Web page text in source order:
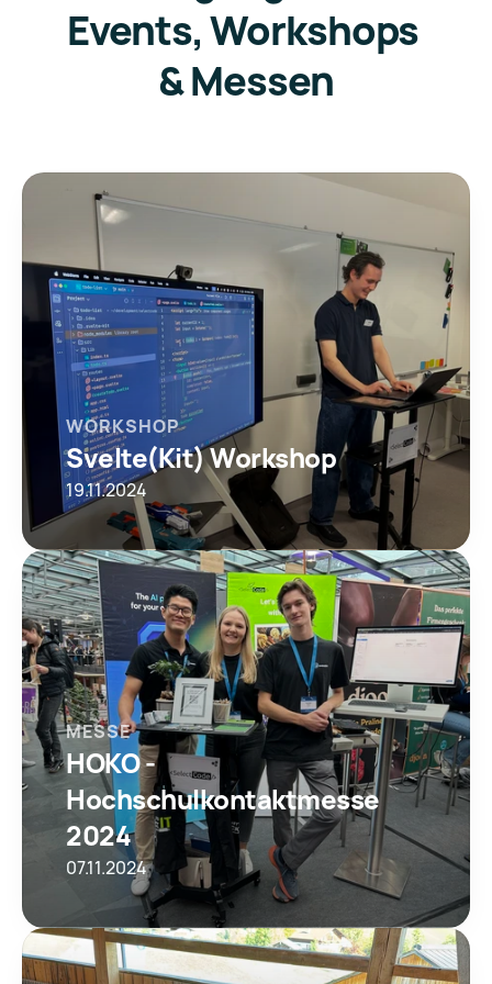
Events, Workshops
& Messen
WORKSHOP
Svelte(Kit) Workshop
19.11.2024
MESSE
HOKO -
Hochschulkontaktmesse
2024
07.11.2024